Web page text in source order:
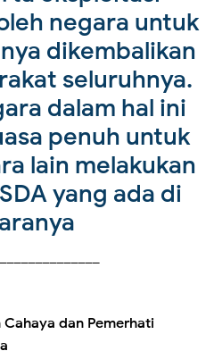
negara untuk
dikembalikan
seluruhnya.
dalam hal ini
penuh untuk
lain melakukan
yang ada di
dan Pemerhati